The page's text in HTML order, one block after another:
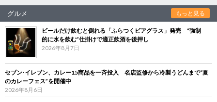
グルメ もっと見る
ビールだけ飲むと倒れる「ふらつくビアグラス」発売 “強制
的に水を飲む”仕掛けで適正飲酒を後押し
2026年8月7日
セブン‐イレブン、カレー15商品を一斉投入 名店監修から冷製うどんまで“夏
のカレーフェス”を開催中
2026年8月6日